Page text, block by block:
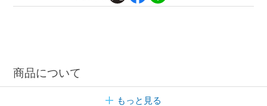
商品について
もっと見る